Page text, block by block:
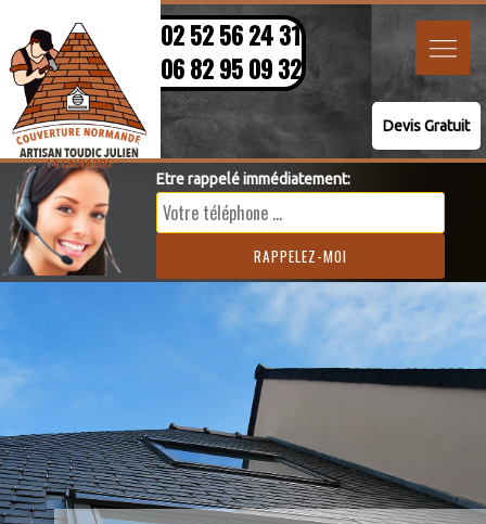
02 52 56 24 31
06 82 95 09 32
Devis Gratuit
Etre rappelé immédiatement: